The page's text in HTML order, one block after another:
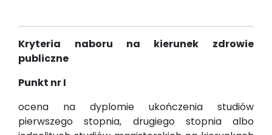
Kryteria naboru na kierunek zdrowie
publiczne
Punkt nr I
ocena na dyplomie ukończenia studiów
pierwszego stopnia, drugiego stopnia albo